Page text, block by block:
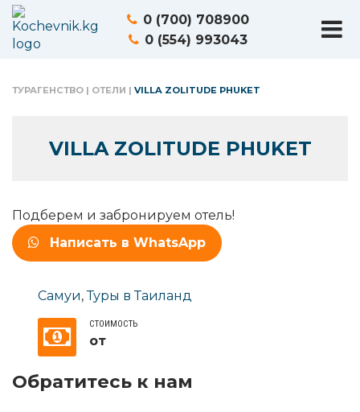
0 (700) 708900
0 (554) 993043
ТУРАГЕНСТВО | ОТЕЛИ | VILLA ZOLITUDE PHUKET
VILLA ZOLITUDE PHUKET
Подберем и забронируем отель!
Написать в WhatsApp
Самуи,Туры в Таиланд
СТОИМОСТЬ
от
Обратитесь к нам